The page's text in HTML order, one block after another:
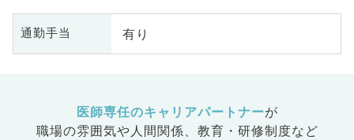
通勤手当 有り
医師専任のキャリアパートナーが
職場の雰囲気や人間関係、 教育・研修制度など